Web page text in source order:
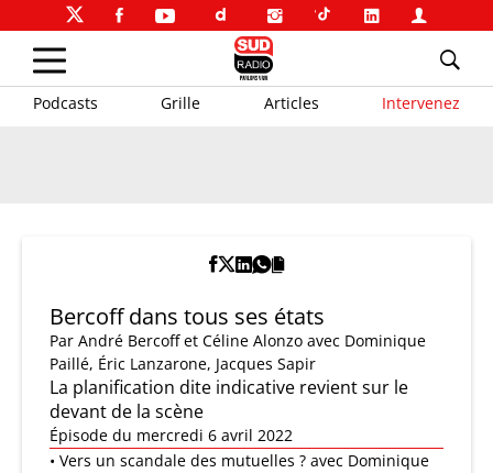
Podcasts Grille Articles Intervenez
Bercoff dans tous ses états
Par André Bercoff et Céline Alonzo avec Dominique
Paillé, Éric Lanzarone, Jacques Sapir
La planification dite indicative revient sur le
devant de la scène
Épisode du mercredi 6 avril 2022
• Vers un scandale des mutuelles ? avec Dominique